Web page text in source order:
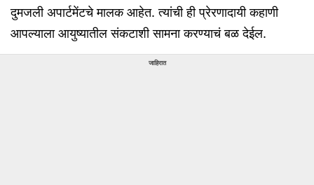
दुमजली अपार्टमेंटचे मालक आहेत. त्यांची ही प्रेरणादायी कहाणी
आपल्याला आयुष्यातील संकटाशी सामना करण्याचं बळ देईल.
जाहिरात